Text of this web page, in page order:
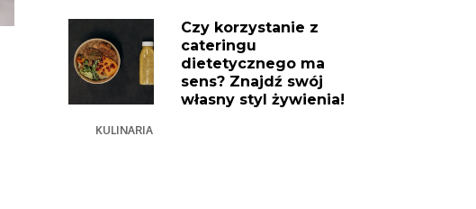
Czy korzystanie z
cateringu
dietetycznego ma
sens? Znajdź swój
własny styl żywienia!
KULINARIA